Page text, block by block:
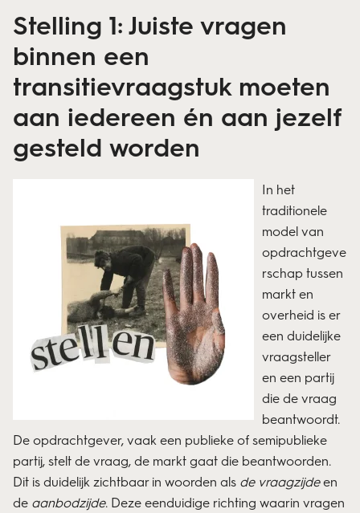
Stelling 1: Juiste vragen
binnen een
transitievraagstuk moeten
aan iedereen én aan jezelf
gesteld worden
In het
traditionele
model van
opdrachtgeve
rschap tussen
markt en
overheid is er
een duidelijke
vraagsteller
en een partij
die de vraag
beantwoordt.
De opdrachtgever, vaak een publieke of semipublieke
partij, stelt de vraag, de markt gaat die beantwoorden.
Dit is duidelijk zichtbaar in woorden als de vraagzijdeen
de aanbodzijde. Deze eenduidige richting waarin vragen